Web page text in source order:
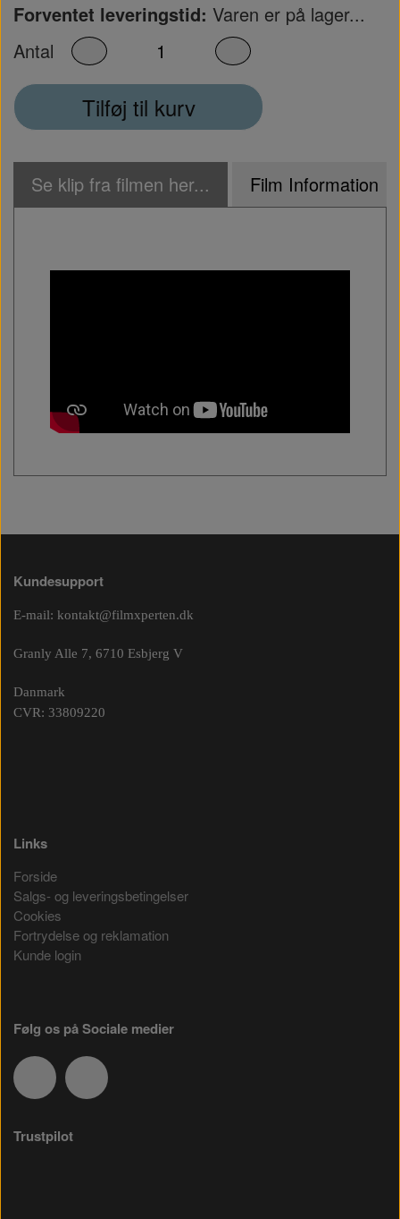
Forventet leveringstid: Varen er på lager...
Antal
Tilføj til kurv
Se klip fra filmen her... Film Information
Kundesupport
E-mail: kontakt@filmxperten.dk
Granly Alle 7, 6710 Esbjerg V
Danmark
CVR: 33809220
Links
Forside
Salgs- og leveringsbetingelser
Cookies
Fortrydelse og reklamation
Kunde login
Følg os på Sociale medier
Trustpilot